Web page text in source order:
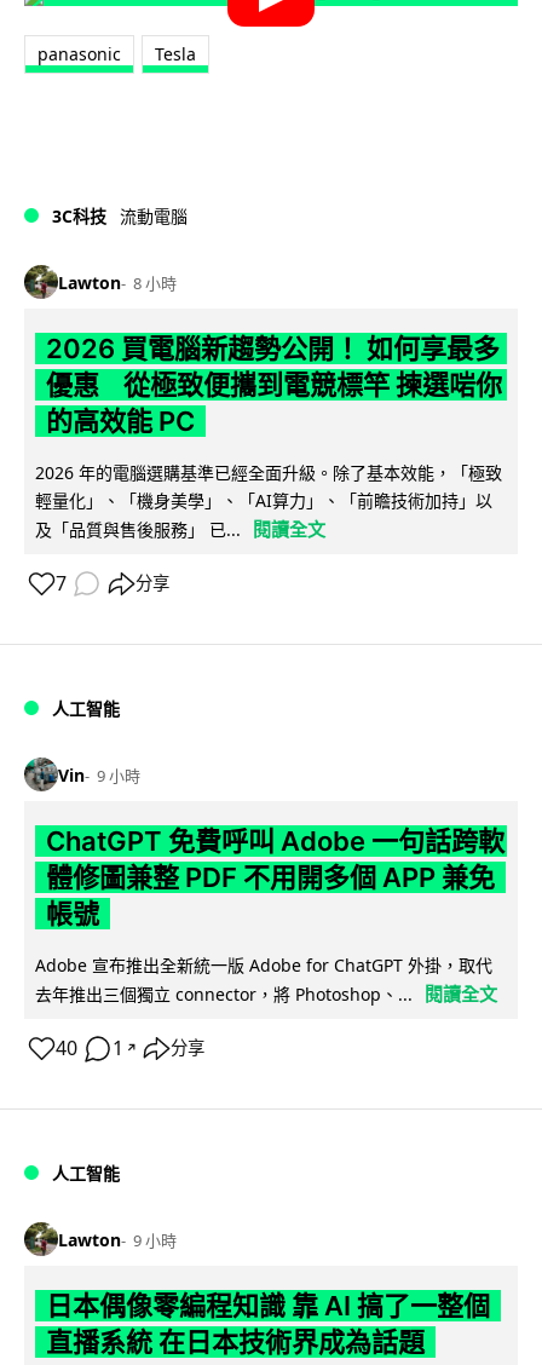
panasonic Tesla
3C科技 流動電腦
Lawton 8 小時
2026 買電腦新趨勢公開！ 如何享最多
優惠 從極致便攜到電競標竿 揀選啱你
的高效能 PC
2026 年的電腦選購基準已經全面升級。除了基本效能，「極致
輕量化」、「機身美學」、「AI算力」、「前瞻技術加持」以
及「品質與售後服務」 已...
閱讀全文
7 分享
人工智能
Vin 9 小時
ChatGPT 免費呼叫 Adobe 一句話跨軟
體修圖兼整 PDF 不用開多個 APP 兼免
帳號
Adobe 宣布推出全新統一版 Adobe for ChatGPT 外掛，取代
去年推出三個獨立 connector，將 Photoshop、...
閱讀全文
40 1 ↗ 分享
人工智能
Lawton 9 小時
日本偶像零編程知識 靠 AI 搞了一整個
直播系統 在日本技術界成為話題